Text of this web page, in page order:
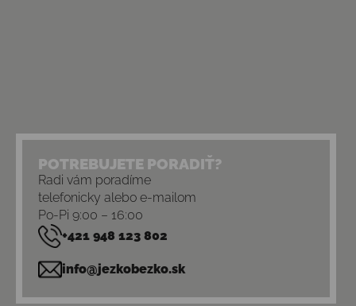
POTREBUJETE PORADIŤ?
Radi vám poradíme
telefonicky alebo e-mailom
Po-Pi 9:00 – 16:00
+421 948 123 802
info@jezkobezko.sk